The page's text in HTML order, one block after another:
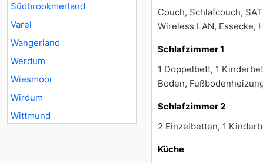
Südbrookmerland
Varel
Wangerland
Werdum
Wiesmoor
Wirdum
Wittmund
Couch, Schlafcouch,
Wireless LAN, Essecke,
Schlafzimmer 1
1 Doppelbett, 1
Boden,
Schlafzimmer 2
2 Einzelbetten, 1
Küche